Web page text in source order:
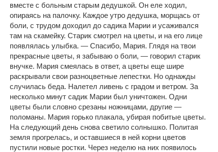
вместе с больным старым дедушкой. Он еле ходил,
опираясь на палочку. Каждое утро дедушка, морщась от
боли, с трудом доходил до садика Марии и усаживался
там на скамейку. Старик смотрел на цветы, и на его лице
появлялась улыбка. — Спасибо, Мария. Глядя на твои
прекрасные цветы, я забываю о боли, — говорил старик
внучке. Мария смеялась в ответ, а цветы еще шире
раскрывали свои разноцветные лепестки. Но однажды
случилась беда. Налетел ливень с градом и ветром. За
несколько минут садик Марии был уничтожен. Одни
цветы были словно срезаны ножницами, другие —
поломаны. Мария горько плакала, убирая побитые цветы.
На следующий день снова светило солнышко. Политая
земля прогрелась, и оставшиеся в ней корни цветов
пустили новые ростки. Через неделю на них появилось